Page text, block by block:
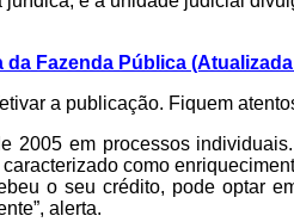
Fazenda Pública (Atualizada
a publicação. Fiquem
em processos
como
o seu crédito, pode optar
alerta.